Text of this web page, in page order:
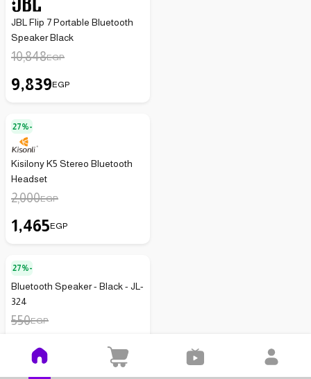
JBL Flip 7 Portable Bluetooth
Speaker Black
10,848EGP
9,839EGP
27%-
Kisilony K5 Stereo Bluetooth
Headset
2,000EGP
1,465EGP
27%-
Bluetooth Speaker - Black - JL-
324
550EGP
399EGP